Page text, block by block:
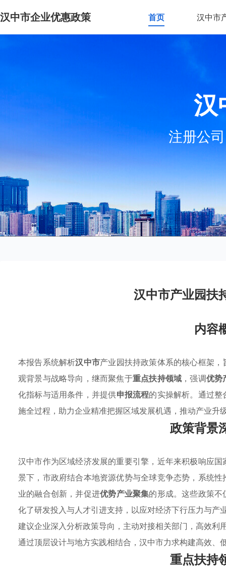
汉中市企业优惠政策 首页 汉中市
汉
注册公
汉中市产业园扶
内容
本报告系统解析汉中市产业园扶持政策体系的核心框架
观背景与战略导向，继而聚焦于重点扶持领域 ，强调优势
化指标与适用条件，并提供申报流程的实操解析。通过整
施全过程，助力企业精准把握区域发展机遇，推动产业升
政策背景
汉中市作为区域经济发展的重要引擎，近年来积极响应
景下，市政府结合本地资源优势与全球竞争态势，系统性
业的融合创新，并促进优势产业聚集的形成。这些政策
化了研发投入与人才引进支持，以应对经济下行压力与产
建议企业深入分析政策导向，主动对接相关部门，高效利
通过顶层设计与地方实践相结合，汉中市力求构建高效
重点扶持